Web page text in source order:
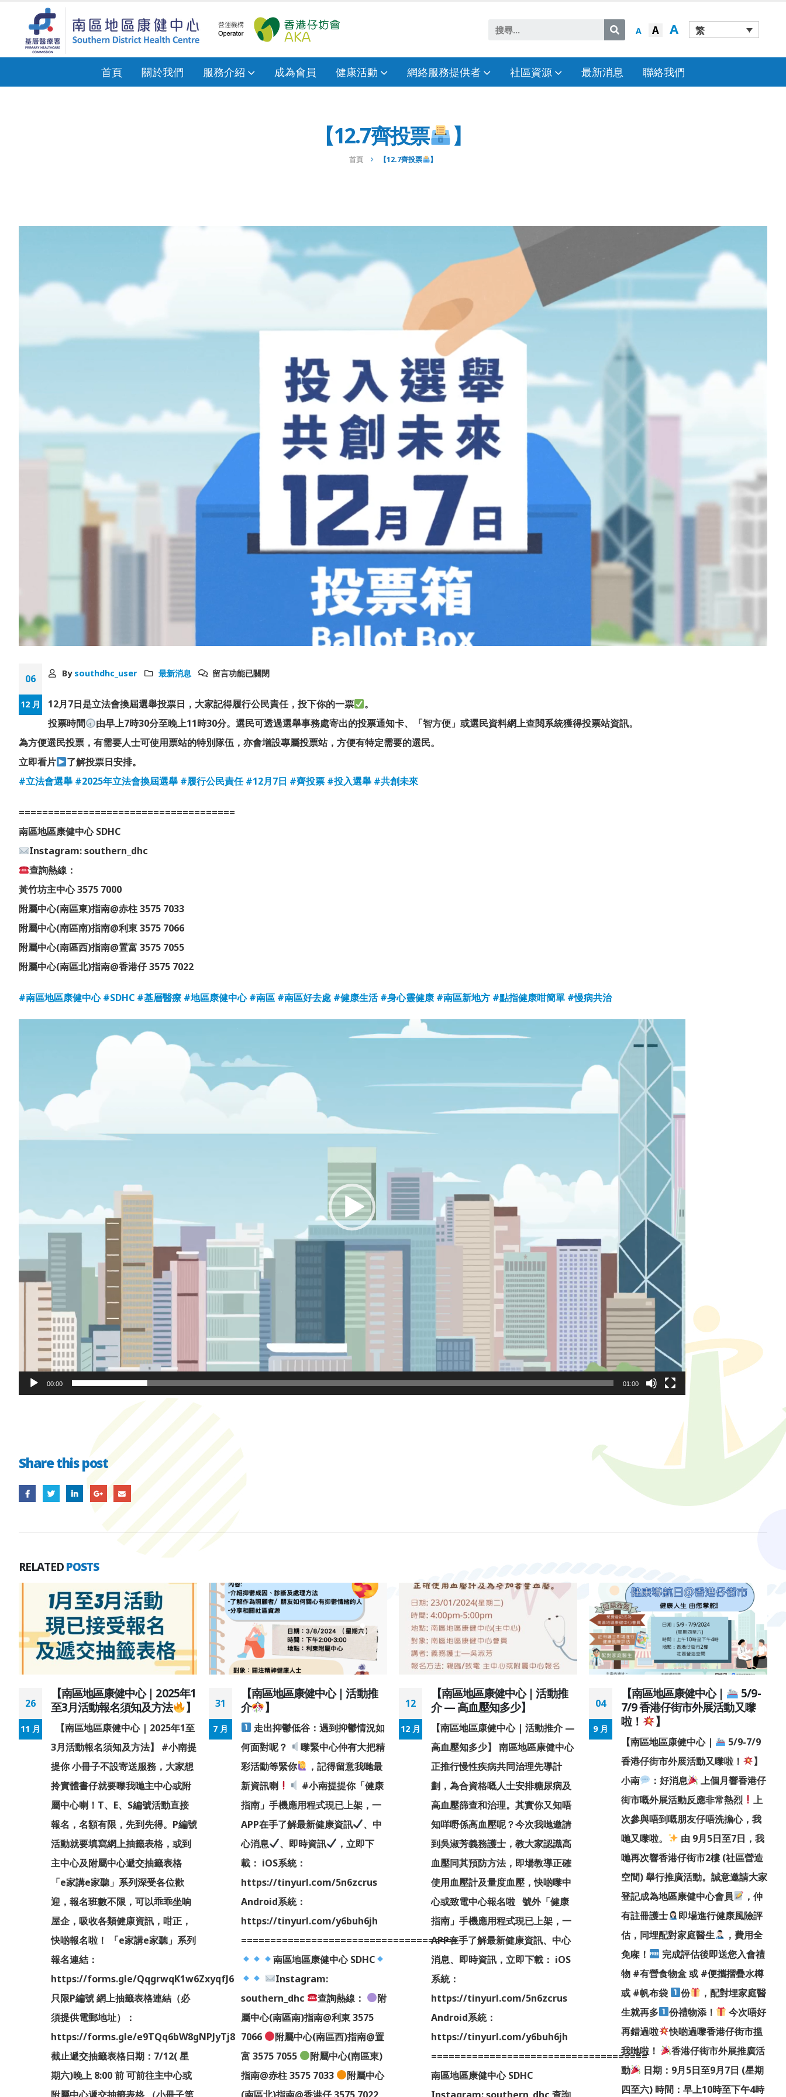
A A A 繁
首頁 關於我們 服務介紹 成為會員 健康活動 網絡服務提供者 社區資源 最新消息 聯絡我們
【12.7齊投票 】
首頁 【12.7齊投票 】
06
12 月
By southdhc_user 最新消息 留言功能已關閉
12月7日是立法會換屆選舉投票日，大家記得履行公民責任，投下你的一票
。
投票時間
由早上7時30分至晚上11時30分。選民可透過選舉事務處寄出的投票通知卡、「智方便」或選民資料網上查閱系統獲得投票站資訊。
為方便選民投票，有需要人士可使用票站的特別隊伍，亦會增設專屬投票站，方便有特定需要的選民。
立即看片
了解投票日安排。
#立法會選舉 #2025年立法會換屆選舉 #履行公民責任 #12月7日 #齊投票 #投入選舉 #共創未來
=====================================
南區地區康健中心 SDHC
Instagram: southern_dhc
查詢熱線：
黃竹坊主中心 3575 7000
附屬中心(南區東)指南@赤柱 3575 7033
附屬中心(南區南)指南@利東 3575 7066
附屬中心(南區西)指南@置富 3575 7055
附屬中心(南區北)指南@香港仔 3575 7022
#南區地區康健中心 #SDHC #基層醫療 #地區康健中心 #南區 #南區好去處 #健康生活 #身心靈健康 #南區新地方 #點指健康咁簡單 #慢病共治
器
00:00 01:00
Share this post
RELATEDPOSTS
26
11 月
【南區地區康健中心 | 2025年1
至3月活動報名須知及方法
】
【南區地區康健中心 | 2025年1至
3月活動報名須知及方法】 #小南提
提你 小冊子不設寄送服務，大家想
拎實體書仔就要嚟我哋主中心或附
屬中心喇！T、E、S編號活動直接
報名，名額有限，先到先得。P編號
活動就要填寫網上抽籤表格，或到
主中心及附屬中心遞交抽籤表格
「e家講e家聽」系列深受各位歡
迎，報名班數不限，可以乖乖坐响
屋企，吸收各類健康資訊，咁正，
快啲報名啦！ 「e家講e家聽」系列
報名連結：
https://forms.gle/QqgrwqK1w6ZxyqfJ6
只限P編號 網上抽籤表格連結（必
須提供電郵地址）：
https://forms.gle/e9TQq6bW8gNPJyTj8
截止遞交抽籤表格日期：7/12( 星
期六)晚上 8:00 前 可前往主中心或
31
7 月
【南區地區康健中心 | 活動推
介
】
走出抑鬱低谷：遇到抑鬱情況如
何面對呢？
嚟緊中心仲有大把精
彩活動等緊你
，記得留意我哋最
新資訊喇
#小南提提你「健康
指南」手機應用程式現已上架，一
APP在手了解最新健康資訊
、中
心消息
、即時資訊
，立即下
載： iOS系統：
https://tinyurl.com/5n6zcrus
Android系統：
https://tinyurl.com/y6buh6jh
=====================================
南區地區康健中心 SDHC
Instagram:
southern_dhc
查詢熱線：
附
屬中心(南區南)指南@利東 3575
7066
附屬中心(南區西)指南@置
富 3575 7055
附屬中心(南區東)
指南@赤柱 3575 7033
附屬中心
12
12 月
【南區地區康健中心 | 活動推
介 — 高血壓知多少】
【南區地區康健中心 | 活動推介 —
高血壓知多少】 南區地區康健中心
正推行慢性疾病共同治理先導計
劃，為合資格嘅人士安排糖尿病及
高血壓篩查和治理。其實你又知唔
知咩嘢係高血壓呢？今次我哋邀請
到吳淑芳義務護士，教大家認識高
血壓同其預防方法，即場教導正確
使用血壓計及量度血壓，快啲嚟中
心或致電中心報名啦 號外「健康
指南」手機應用程式現已上架，一
APP在手了解最新健康資訊、中心
消息、即時資訊，立即下載： iOS
系統：
https://tinyurl.com/5n6zcrus
Android系統：
https://tinyurl.com/y6buh6jh
=====================================
南區地區康健中心 SDHC
04
9 月
【南區地區康健中心 |
5/9-
7/9 香港仔街市外展活動又嚟
啦！
】
【南區地區康健中心 |
5/9-7/9
香港仔街市外展活動又嚟啦！
】
小南
：好消息
上個月響香港仔
街市嘅外展活動反應非常熱烈
上
次參與唔到嘅朋友仔唔洗擔心，我
哋又嚟啦。
由 9月5日至7日，我
哋再次響香港仔街市2樓 (社區營造
空間) 舉行推廣活動。誠意邀請大家
登記成為地區康健中心會員
，仲
有註冊護士
即場進行健康風險評
估，同埋配對家庭醫生
，費用全
免㗎！
完成評估後即送您入會禮
物 #有營食物盒 或 #便攜摺疊水樽
或 #帆布袋
份
，配對埋家庭醫
生就再多
份禮物添！
今次唔好
再錯過啦
快啲過嚟香港仔街市搵
我哋啦！
香港仔街市外展推廣活
動
日期：9月5日至9月7日 (星期
四至六) 時間：早上10時至下午4時